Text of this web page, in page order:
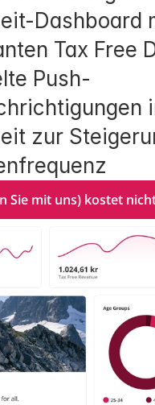
Dashboard
Tax Free
Push-
zur
Sie mit uns) kostet